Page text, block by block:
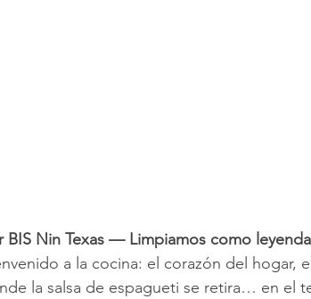
BIS Nin Texas — Limpiamos como
a la cocina: el corazón del hogar,
la salsa de espagueti se retira… en el